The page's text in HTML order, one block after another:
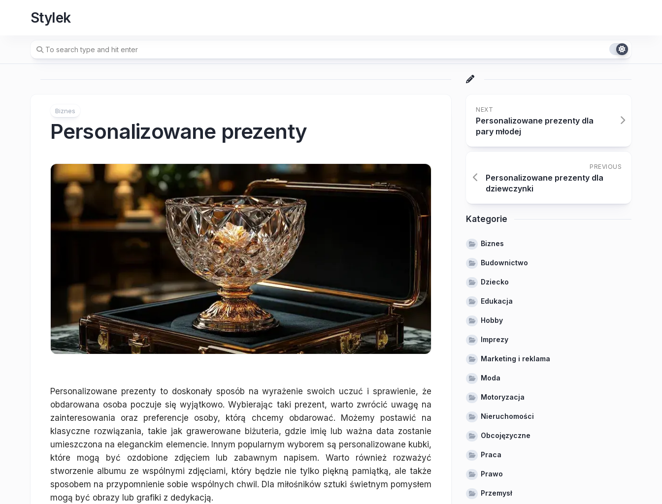
Stylek
Biznes
Personalizowane prezenty
Personalizowane prezenty to doskonały sposób na wyrażenie swoich uczuć i sprawienie, że
obdarowana osoba poczuje się wyjątkowo. Wybierając taki prezent, warto zwrócić uwagę na
zainteresowania oraz preferencje osoby, którą chcemy obdarować. Możemy postawić na
klasyczne rozwiązania, takie jak grawerowane biżuteria, gdzie imię lub ważna data zostanie
umieszczona na eleganckim elemencie. Innym popularnym wyborem są personalizowane kubki,
które mogą być ozdobione zdjęciem lub zabawnym napisem. Warto również rozważyć
stworzenie albumu ze wspólnymi zdjęciami, który będzie nie tylko piękną pamiątką, ale także
sposobem na przypomnienie sobie wspólnych chwil. Dla miłośników sztuki świetnym pomysłem
mogą być obrazy lub grafiki z dedykacją.
NEXT
Personalizowane prezenty dla
pary młodej
PREVIOUS
Personalizowane prezenty dla
dziewczynki
Kategorie
Biznes
Budownictwo
Dziecko
Edukacja
Hobby
Imprezy
Marketing i reklama
Moda
Motoryzacja
Nieruchomości
Obcojęzyczne
Praca
Prawo
Przemysł